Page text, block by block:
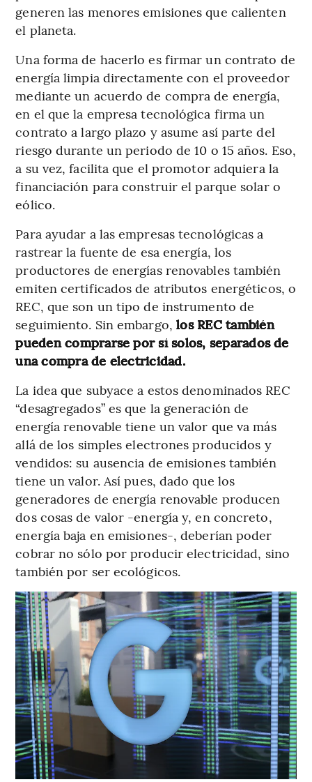
generen las menores emisiones que calienten
el planeta.
Una forma de hacerlo es firmar un contrato de
energía limpia directamente con el proveedor
mediante un acuerdo de compra de energía,
en el que la empresa tecnológica firma un
contrato a largo plazo y asume así parte del
riesgo durante un periodo de 10 o 15 años. Eso,
a su vez, facilita que el promotor adquiera la
financiación para construir el parque solar o
eólico.
Para ayudar a las empresas tecnológicas a
rastrear la fuente de esa energía, los
productores de energías renovables también
emiten certificados de atributos energéticos, o
REC, que son un tipo de instrumento de
seguimiento. Sin embargo, los REC también
pueden comprarse por sí solos, separados de
una compra de electricidad.
La idea que subyace a estos denominados REC
“desagregados” es que la generación de
energía renovable tiene un valor que va más
allá de los simples electrones producidos y
vendidos: su ausencia de emisiones también
tiene un valor. Así pues, dado que los
generadores de energía renovable producen
dos cosas de valor -energía y, en concreto,
energía baja en emisiones-, deberían poder
cobrar no sólo por producir electricidad, sino
también por ser ecológicos.